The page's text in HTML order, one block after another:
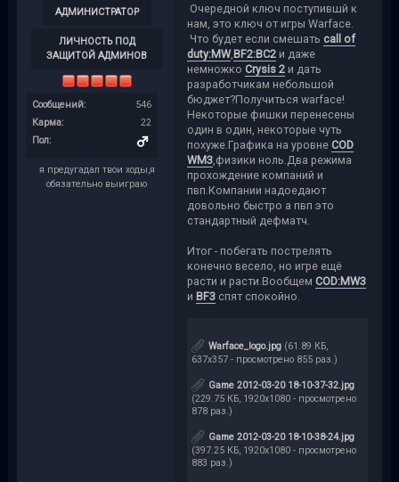
АДМИНИСТРАТОР
ЛИЧНОСТЬ ПОД
ЗАЩИТОЙ АДМИНОВ
Сообщений:
546
Карма:
22
Пол:
я предугадал твои ходы,я
обязательно выиграю
Очередной ключ поступившй к
нам, это ключ от игры Warface.
Что будет если смешать call of
duty:MW,BF2:BC2и даже
немножко Crysis 2и дать
разработчикам небольшой
бюджет?Получиться warface!
Некоторые фишки перенесены
один в один, некоторые чуть
похуже.Графика на уровне COD
WM3,физики ноль.Два режима
прохождение компаний и
пвп.Компании надоедают
довольно быстро а пвп это
стандартный дефматч.
Итог - побегать пострелять
конечно весело, но игре ещё
расти и расти.Вообщем COD:MW3
и BF3спят спокойно.
Warface_logo.jpg(61.89 КБ,
637x357 - просмотрено 855 раз.)
Game 2012-03-20 18-10-37-32.jpg
(229.75 КБ, 1920x1080 - просмотрено
878 раз.)
Game 2012-03-20 18-10-38-24.jpg
(397.25 КБ, 1920x1080 - просмотрено
883 раз.)